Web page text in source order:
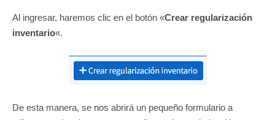
Al ingresar, haremos clic en el botón «Crear regularización
inventario«.
De esta manera, se nos abrirá un pequeño formulario a